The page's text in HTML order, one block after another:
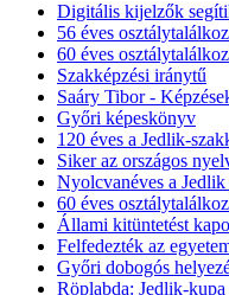
Digitális kijelzők
56 éves
60 éves
Szakképzési iránytű
Saáry Tibor -
Győri képeskönyv
120 éves a Jedlik-
Siker az országos
Nyolcvanéves a
60 éves
Állami kitüntetést
Felfedezték az
Győri dobogós
Röplabda: Jedlik-